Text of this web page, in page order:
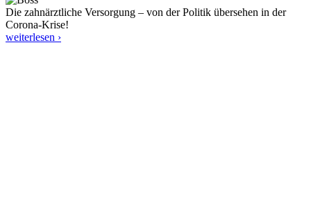
Die zahnärztliche Versorgung – von der Politik übersehen in der
Corona-Krise!
weiterlesen ›